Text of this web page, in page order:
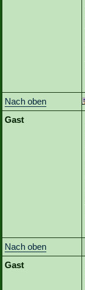
Nach oben
Gast
Nach oben
Gast